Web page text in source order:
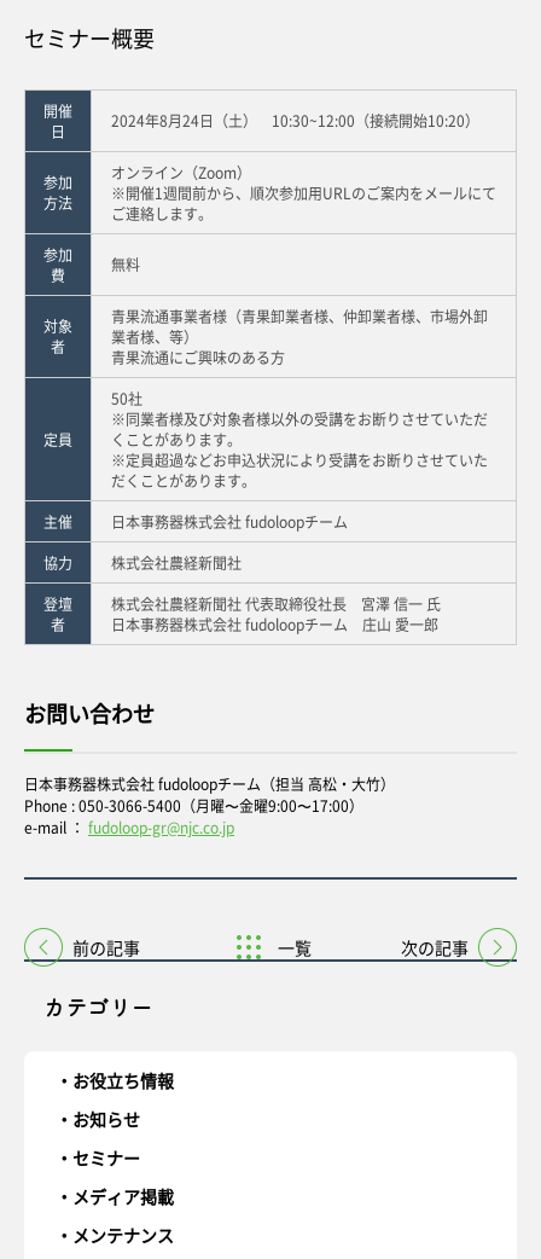
カテゴリー
お役立ち情報
お知らせ
セミナー
メディア掲載
メンテナンス
セミナー概要
開催
日
2024年8月24日（土） 10:30~12:00（接続開始10:20）
参加
方法
オンライン（Zoom）
※開催1週間前から、順次参加用URLのご案内をメールにて
ご連絡します。
参加
費
無料
対象
者
青果流通事業者様（青果卸業者様、仲卸業者様、市場外卸
業者様、等）
青果流通にご興味のある方
定員
50社
※同業者様及び対象者様以外の受講をお断りさせていただ
くことがあります。
※定員超過などお申込状況により受講をお断りさせていた
だくことがあります。
主催
日本事務器株式会社 fudoloopチーム
協力
株式会社農経新聞社
登壇
者
株式会社農経新聞社 代表取締役社長 宮澤 信一 氏
日本事務器株式会社 fudoloopチーム 庄山 愛一郎
お問い合わせ
日本事務器株式会社 fudoloopチーム（担当 高松・大竹）
Phone : 050-3066-5400（月曜〜金曜9:00〜17:00）
e-mail ： fudoloop-gr@njc.co.jp
前の記事 一覧 次の記事